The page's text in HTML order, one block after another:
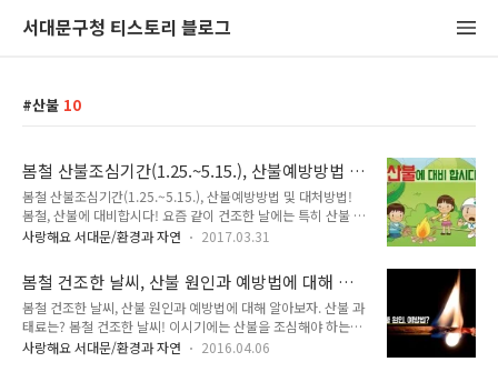
서대문구청 티스토리 블로그
산불 10
봄철 산불조심기간(1.25.~5.15.), 산불예방방법 및
대처방법!
봄철 산불조심기간(1.25.~5.15.), 산불예방방법 및 대처방법!
봄철, 산불에 대비합시다! 요즘 같이 건조한 날에는 특히 산불 예
방에 신경을 써주셔야 합니다. 산불이 발생했을 때? 어떻게 대처
생했나요? ▶ 산불 발견 시 119, 112, 서대문구청(☎ 02-330-
1300)으로 신고해주세요! ▶ 초기의 작은 산불을 진화하고자
할 경우, 나뭇가지를 사용하여 두드리거나 덮어서 진화합시다
▶ 산불은 바람이 불어가는 쪽으로 확산되므로 풍향을 감안하여
산불의 진행경로에서 벗어납시다 ▶ 불길에 휩싸일 경우 당황하
사랑해요 서대문/환경과 자연 2017.03.31
봄철 건조한 날씨, 산불 원인과 예방법에 대해 알
아보자. 산불 과태료는?
봄철 건조한 날씨, 산불 원인과 예방법에 대해 알아보자. 산불 과
태료는? 봄철 건조한 날씨! 이시기에는 산불을 조심해야 하는데
요. 우리나라의 산불의 71%가 봄철(2월~5월)에 집중적으로 발
사랑해요 서대문/환경과 자연 2016.04.06